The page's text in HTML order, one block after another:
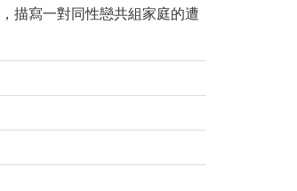
描寫一對同性戀共組家庭的遭